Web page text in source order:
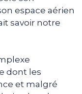
espace aérien
savoir notre
dont les
et malgré